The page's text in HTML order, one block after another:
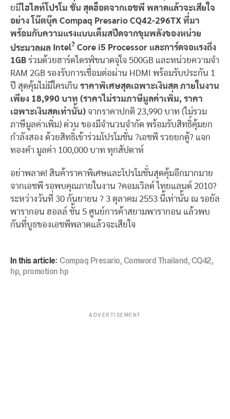
ยมีไฮไลท์โปรโม ชั่น สุดฮ็อตจากเอชพี พลาดแล้วจะเสียใจ
อย่าง โน๊ตบุ๊ค Compaq Presario CQ42-296TX ที่มา
พร้อมกับความแรงแบบเต็มสปีดจากขุมพลังของหน่วย
ประมวลผล Intel? Core i5 Processor และการ์ดจอแรงถึง
1GB ร่วมด้วยฮาร์ดไดรฟ์ขนาดจุใจ 500GB และหน่วยความจำ
RAM 2GB รองรับการเชื่อมต่อผ่าน HDMI พร้อมรับประกัน 1
ปี สุดคุ้มไม่มีใครเกิน ราคาพิเศษสุดเฉพาะเงินสด ภายในงาน
เพียง 18,990 บาท (ราคาไม่รวมภาษีมูลค่าเพิ่ม, ราคา
เฉพาะเงินสดเท่านั้น) จากราคาปกติ 23,990 บาท (ไม่รวม
ภาษีมูลค่าเพิ่ม) ด่วน ของมีจำนวนจำกัด พร้อมรับสิทธิ์คุ้มยก
กำลังสอง ด้วยสิทธิ์เข้าร่วมโปรโมชั่น ?เอชพี รวยยกตู้? แจก
ทองคำ มูลค่า 100,000 บาท ทุกสัปดาห์
อย่าพลาด! สินค้าราคาพิเศษและโปรโมชั่นสุดคุ้มอีกมากมาย
จากเอชพี รอพบคุณภายในงาน ?คอมเวิลด์ ไทยแลนด์ 2010?
ระหว่างวันที่ 30 กันยายน ? 3 ตุลาคม 2553 นี้เท่านั้น ณ รอยัล
พารากอน ฮอลล์ ชั้น 5 ศูนย์การค้าสยามพารากอน แล้วพบ
กันที่บูธของเอชพีพลาดแล้วจะเสียใจ
In this article:Compaq Presario,Comword Thailand,CQ42,
hp,promotion hp
ADVERTISEMENT